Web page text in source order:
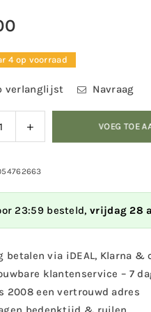
4 op voorraad
verlanglijst Navraag
Verhoog
de
voor
-
VOEG TOE
23:59 besteld, vrijdag 28
betalen via iDEAL, Klarna &
klantenservice – 7
2008 een vertrouwd adres